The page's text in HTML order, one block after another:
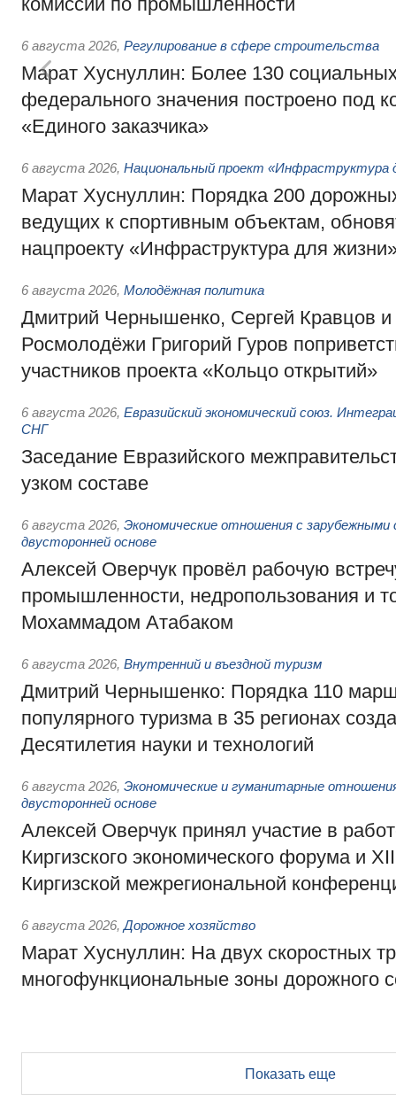
6 августа 2026, Регулирование в сфере строительства
Марат Хуснуллин: Более 130
федерального значения построено под
«Единого заказчика»
6 августа 2026, Национальный проект «Инфраструктура
Марат Хуснуллин: Порядка 200
ведущих к спортивным объектам,
нацпроекту «Инфраструктура для
6 августа 2026, Молодёжная политика
Дмитрий Чернышенко, Сергей Кравцов и
Росмолодёжи Григорий Гуров
участников проекта «Кольцо открытий»
6 августа 2026, Евразийский экономический союз.
СНГ
Заседание Евразийского
узком составе
6 августа 2026, Экономические отношения с
двусторонней основе
Алексей Оверчук провёл рабочую
промышленности, недропользования и
Мохаммадом Атабаком
6 августа 2026, Внутренний и въездной туризм
Дмитрий Чернышенко: Порядка 110
популярного туризма в 35 регионах
Десятилетия науки и технологий
6 августа 2026, Экономические и гуманитарные
двусторонней основе
Алексей Оверчук принял участие в
Киргизского экономического форума и
Киргизской межрегиональной
6 августа 2026, Дорожное хозяйство
Марат Хуснуллин: На двух скоростных
многофункциональные зоны дорожного
Показать еще